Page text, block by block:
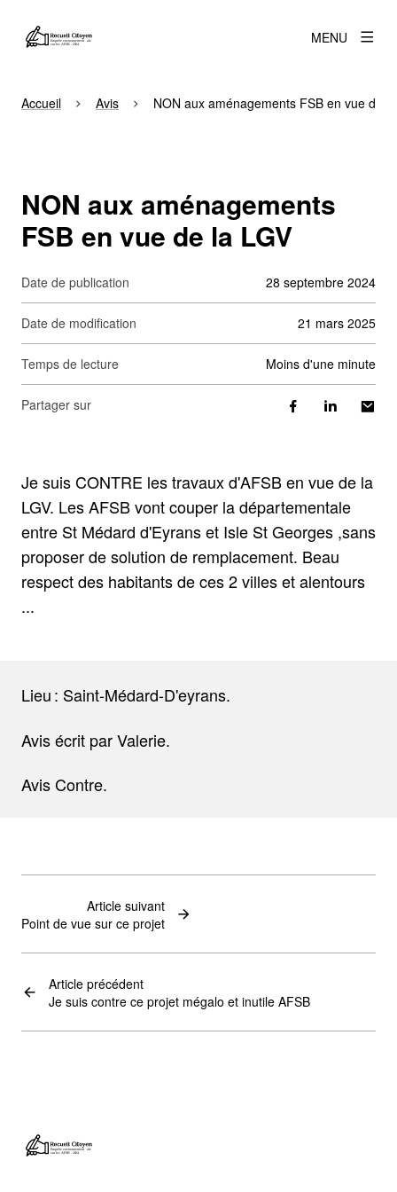
MENU
Accueil Avis NON aux aménagements FSB en vue de
NON aux aménagements
FSB en vue de la LGV
Date de publication 28 septembre 2024
Date de modification 21 mars 2025
Temps de lecture moins d'une minute
Partager sur
Je suis CONTRE les travaux d'AFSB en vue de la
LGV. Les AFSB vont couper la départementale
entre St Médard d'Eyrans et Isle St Georges ,sans
proposer de solution de remplacement. Beau
respect des habitants de ces 2 villes et alentours
...
Lieu : Saint-Médard-D'eyrans.
Avis écrit par Valerie.
Avis Contre.
Article précédent
Je suis contre ce projet mégalo et inutile AFSB
Article suivant
Point de vue sur ce projet